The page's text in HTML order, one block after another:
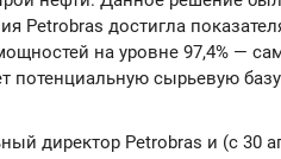
Petrobras достигла
на уровне 97,4% —
потенциальную сырьевую
директор Petrobras и (с 30